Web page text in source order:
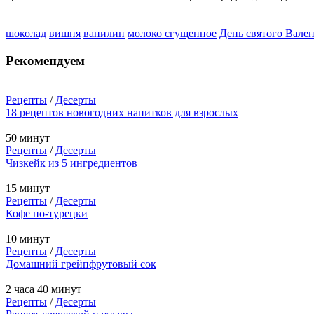
шоколад вишня ванилин молоко сгущенное День святого
Рекомендуем
Рецепты /Десерты
18 рецептов новогодних напитков для взрослых
50 минут
Рецепты /Десерты
Чизкейк из 5 ингредиентов
15 минут
Рецепты /Десерты
Кофе по-турецки
10 минут
Рецепты /Десерты
Домашний грейпфрутовый сок
2 часа 40 минут
Рецепты /Десерты